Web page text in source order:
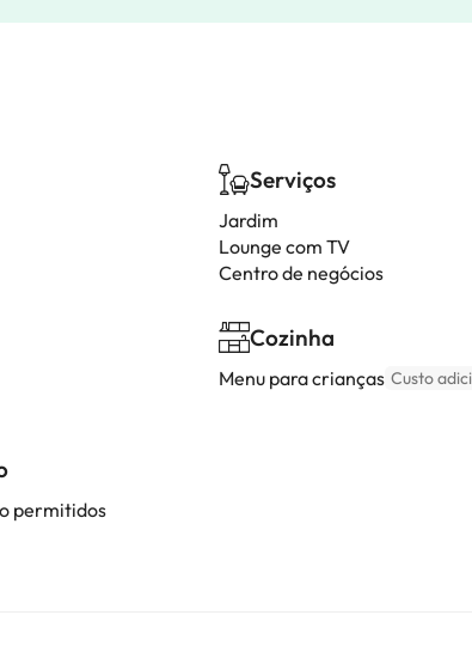
permitidos
Serviços
Jardim
Lounge com TV
Centro de negócios
Cozinha
Menu para crianças Custo